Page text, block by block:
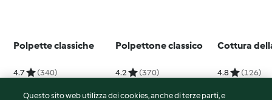
Polpette classiche
4.7 (340)
Polpettone classico
4.2 (370)
Cottura
4.8 (126)
Questo sito web utilizza dei cookies, anche di terze parti, e